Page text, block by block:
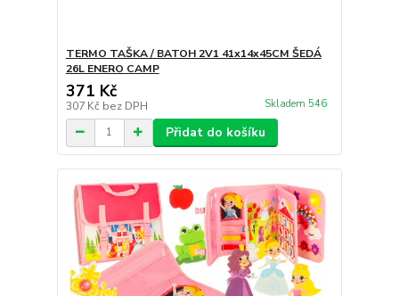
TERMO TAŠKA / BATOH 2V1 41x14x45CM ŠEDÁ
26L ENERO CAMP
371 Kč
307 Kč bez DPH Skladem 546
Přidat do košíku